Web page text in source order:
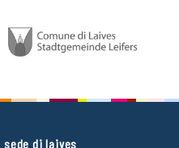
sede di laives